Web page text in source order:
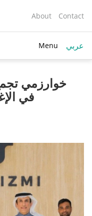
About Contact
Menu عربي
في